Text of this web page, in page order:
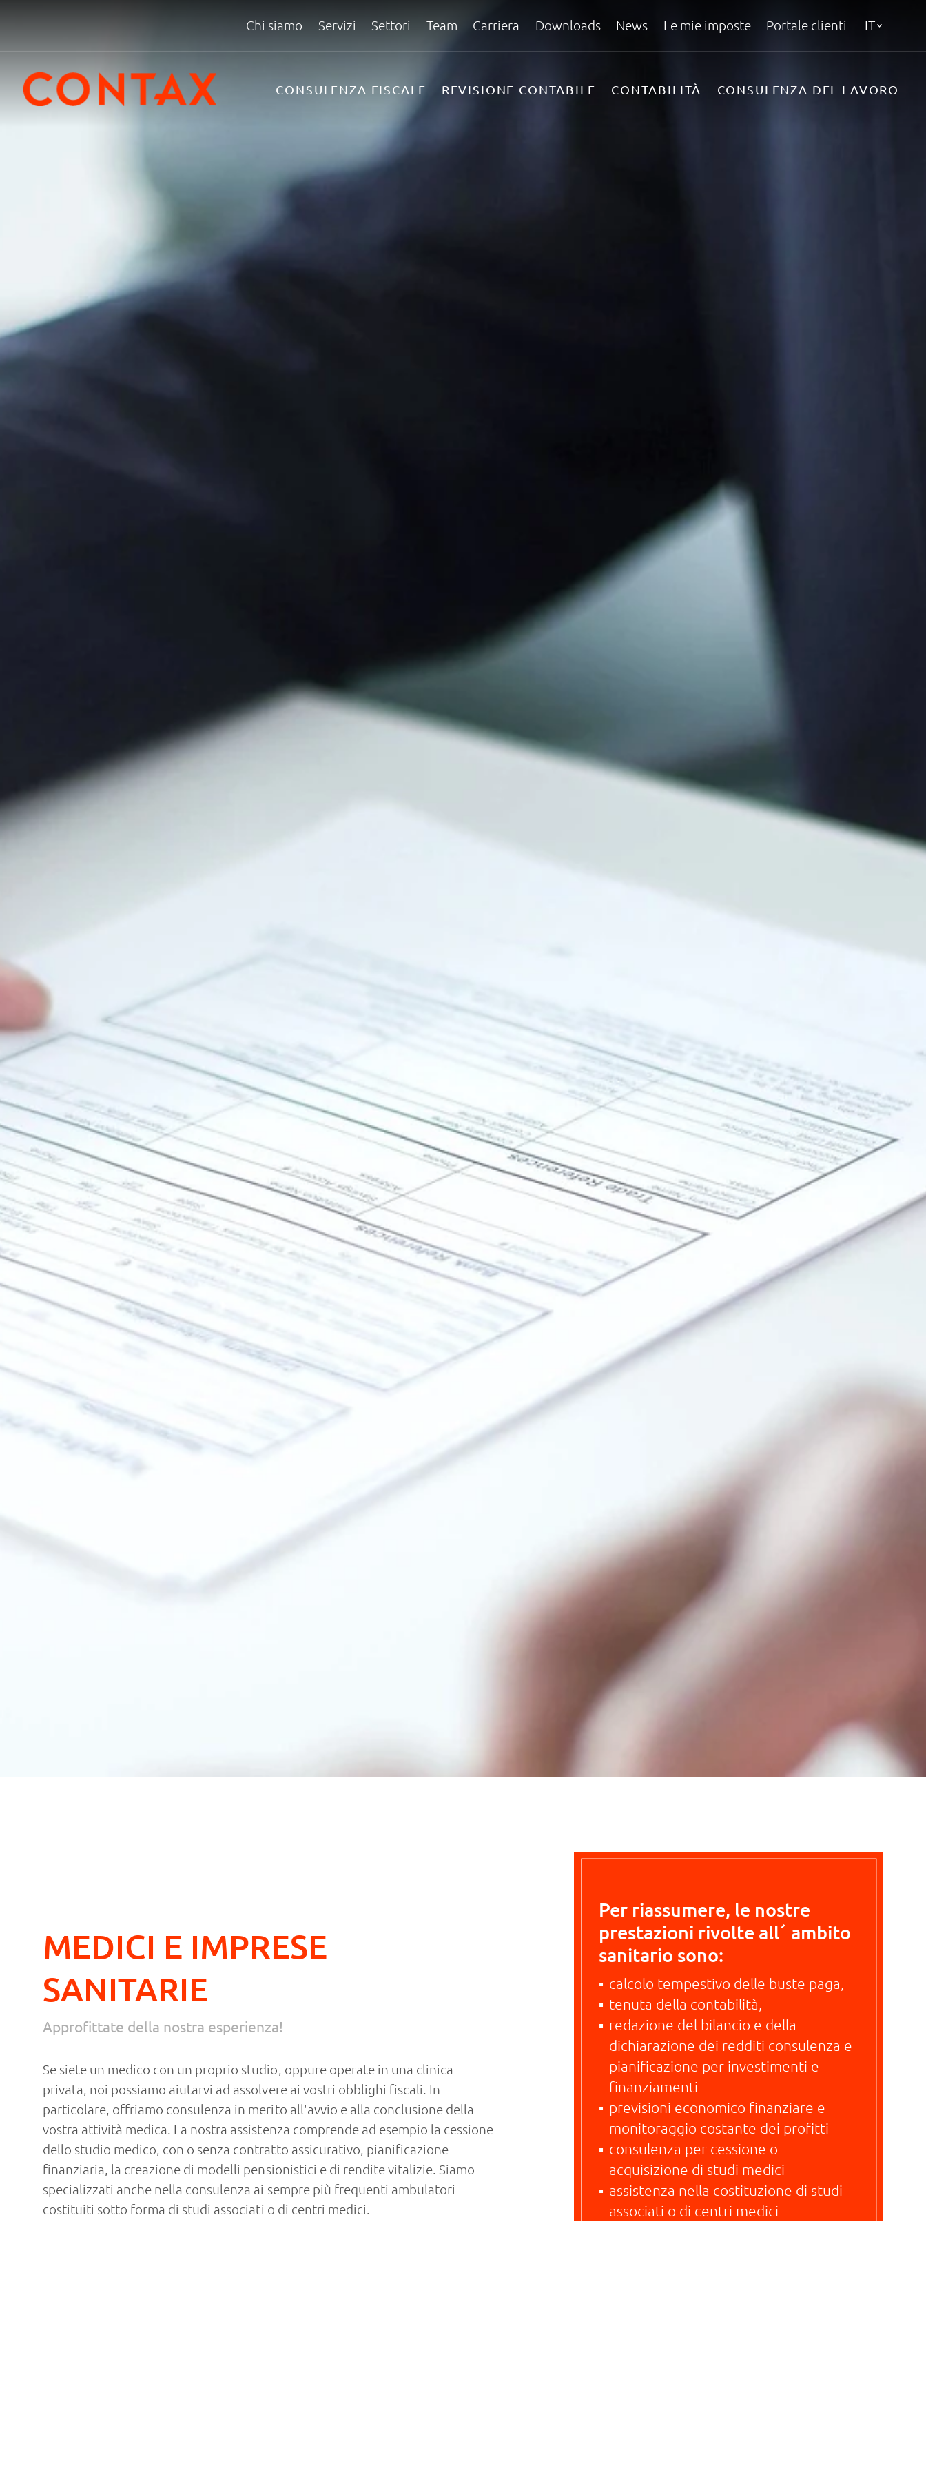
Chi siamo Servizi Settori Team Carriera Downloads News Le mie imposte Portale clienti IT
CONSULENZA FISCALE REVISIONE CONTABILE CONTABILITÀ CONSULENZA DEL LAVORO
MEDICI E IMPRESE
SANITARIE
Approfittate della nostra esperienza!
Se siete un medico con un proprio studio, oppure operate in una clinica
privata, noi possiamo aiutarvi ad assolvere ai vostri obblighi fiscali. In
particolare, offriamo consulenza in merito all'avvio e alla conclusione della
vostra attività medica. La nostra assistenza comprende ad esempio la cessione
dello studio medico, con o senza contratto assicurativo, pianificazione
finanziaria, la creazione di modelli pensionistici e di rendite vitalizie. Siamo
specializzati anche nella consulenza ai sempre più frequenti ambulatori
costituiti sotto forma di studi associati o di centri medici.
Per riassumere, le nostre
prestazioni rivolte all´ ambito
sanitario sono:
calcolo tempestivo delle buste paga,
tenuta della contabilità,
redazione del bilancio e della
dichiarazione dei redditi consulenza e
pianificazione per investimenti e
finanziamenti
previsioni economico finanziare e
monitoraggio costante dei profitti
consulenza per cessione o
acquisizione di studi medici
assistenza nella costituzione di studi
associati o di centri medici